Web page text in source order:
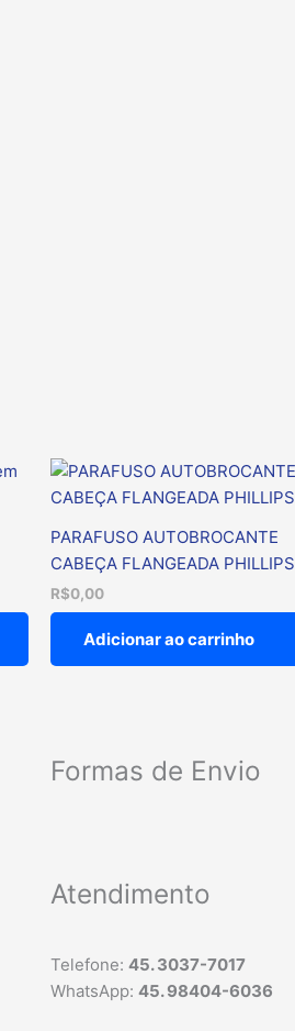
PARAFUSO AUTOBROCANTE
CABEÇA FLANGEADA PHILLIPS
R$0,00
Adicionar ao carrinho
Formas de Envio
Atendimento
Telefone: 45. 3037-7017
WhatsApp: 45. 98404-6036